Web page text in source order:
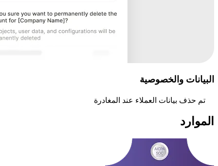
البيانات والخصوصية
تم حذف بيانات العملاء عند المغادرة
الموارد